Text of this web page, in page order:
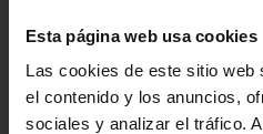
Esta página web usa cookies
Las cookies de este sitio web
el contenido y los anuncios,
sociales y analizar el tráfico.
Seattle – Popup